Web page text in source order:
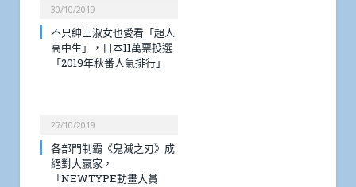
30/10/2019
不只紳士淑女也愛看「超人
高中生」，日本11萬票投選
「2019年秋番人氣排行」
27/10/2019
各部門制霸《鬼滅之刃》成
絕對大嬴家，
「NEWTYPE動畫大賞